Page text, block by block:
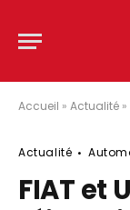
Accueil » Actualité »
Actualité
FIAT et